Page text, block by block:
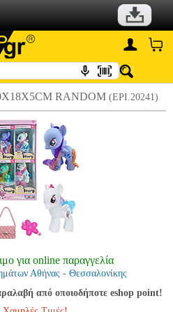
RANDOM (EPI.20241)
για online παραγγελία
Αθήνας - Θεσσαλονίκης
από οποιοδήποτε eshop point!